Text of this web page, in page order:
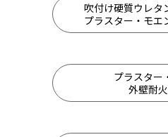
吹付け硬質ウレタ
プラスター・モエ
プラスター
外壁耐